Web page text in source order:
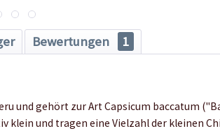
Bewertungen 1
und gehört zur Art Capsicum baccatum
klein und tragen eine Vielzahl der kleinen